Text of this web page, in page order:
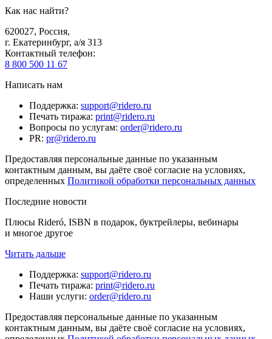
Как нас найти?
620027, Россия,
г. Екатеринбург, а/я 313
Контактный телефон:
8 800 500 11 67
Написать нам
Поддержка: support@ridero.ru
Печать тиража: print@ridero.ru
Вопросы по услугам: order@ridero.ru
PR: pr@ridero.ru
Предоставляя персональные данные по указанным
контактным данным, вы даёте своё согласие на условиях,
определенных Политикой обработки персональных данных
Последние новости
Плюсы Rideró, ISBN в подарок, буктрейлеры, вебинары
и многое другое
Читать дальше
Поддержка: support@ridero.ru
Печать тиража: print@ridero.ru
Наши услуги: order@ridero.ru
Предоставляя персональные данные по указанным
контактным данным, вы даёте своё согласие на условиях,